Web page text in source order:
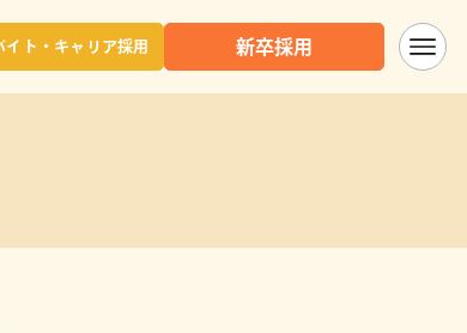
イト・キャリア採用 新卒採用